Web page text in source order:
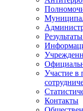
Участие в
Контакты